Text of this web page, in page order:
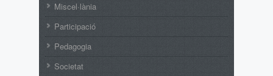
Miscel·lània
Participació
Pedagogia
Societat